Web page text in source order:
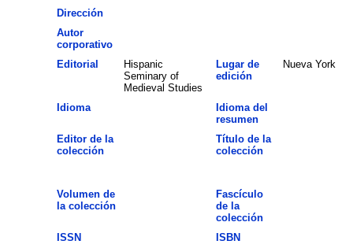
Dirección
Autor
corporativo
Editorial
Hispanic
Seminary of
Medieval Studies
Lugar de
edición
Nueva York
Idioma
Idioma del
resumen
Editor de la
colección
Título de la
colección
Volumen de
la colección
Fascículo
de la
colección
ISSN
ISBN